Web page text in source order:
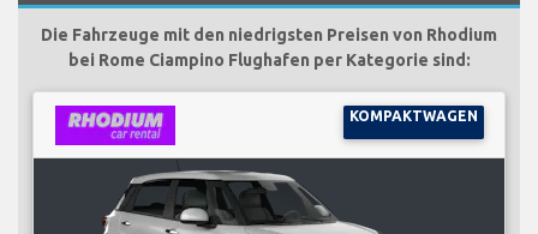
Die Fahrzeuge mit den niedrigsten Preisen von Rhodium
bei Rome Ciampino Flughafen per Kategorie sind:
KOMPAKTWAGEN